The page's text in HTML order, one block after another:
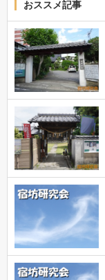
おススメ記事